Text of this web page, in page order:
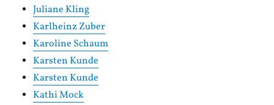
Juliane Kling
Karlheinz Zuber
Karoline Schaum
Karsten Kunde
Karsten Kunde
Kathi Mock